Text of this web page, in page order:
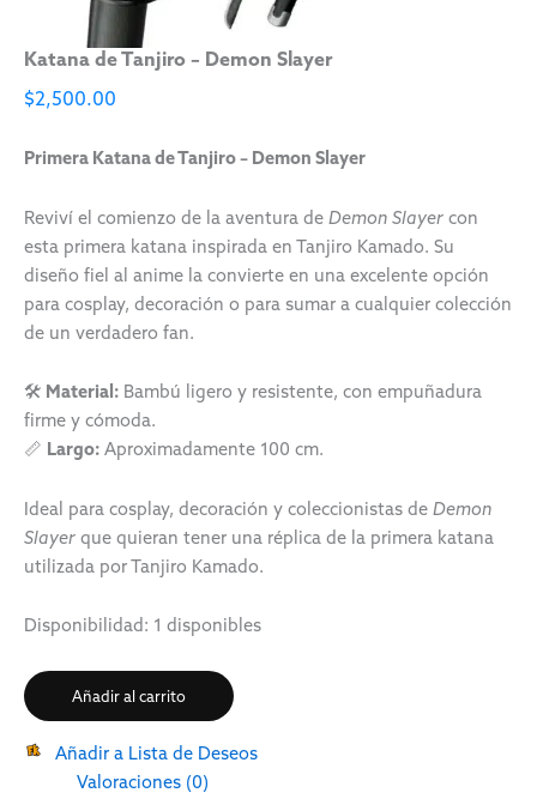
Katana de Tanjiro – Demon Slayer
$2,500.00
Primera Katana de Tanjiro – Demon Slayer
Reviví el comienzo de la aventura de Demon Slayer con
esta primera katana inspirada en Tanjiro Kamado. Su
diseño fiel al anime la convierte en una excelente opción
para cosplay, decoración o para sumar a cualquier colección
de un verdadero fan.
🛠️ Material: Bambú ligero y resistente, con empuñadura
firme y cómoda.
📏 Largo: Aproximadamente 100 cm.
Ideal para cosplay, decoración y coleccionistas de Demon
Slayer que quieran tener una réplica de la primera katana
utilizada por Tanjiro Kamado.
Disponibilidad: 1 disponibles
Añadir al carrito
Añadir a Lista de Deseos
Valoraciones (0)